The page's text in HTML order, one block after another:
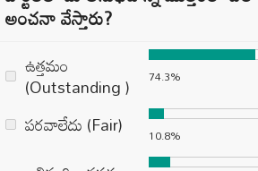
అంచనా వేస్తారు?
ఉత్తమం
(Outstanding ) 74.3%
పరవాలేదు (Fair) 10.8%